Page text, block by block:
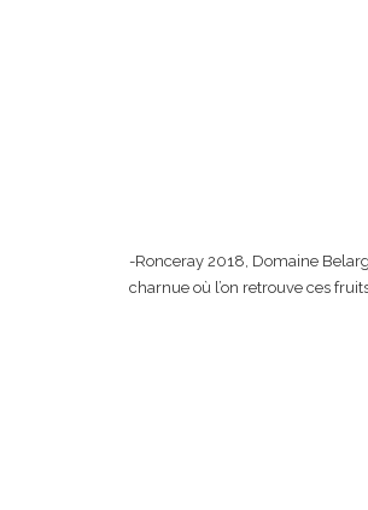
-Ronceray 2018, Domaine
charnue où l’on retrouve ces